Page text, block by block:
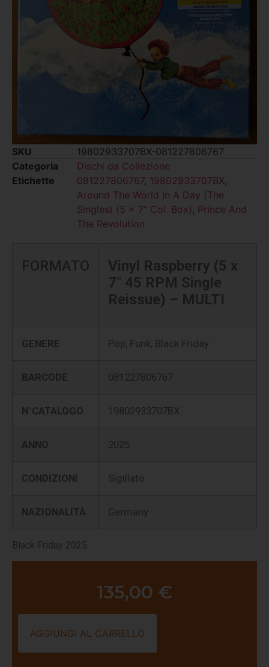
SKU
19802933707BX-081227806767
Categoria
Dischi da Collezione
Etichette
081227806767, 19802933707BX,
Around The World In A Day (The
Singles) (5 x 7" Col. Box) , Prince And
The Revolution
FORMATO
Vinyl Raspberry (5 x
7″ 45 RPM Single
Reissue) – MULTI
GENERE Pop, Funk, Black Friday
BARCODE 081227806767
N°CATALOGO 19802933707BX
ANNO 2025
CONDIZIONI Sigillato
NAZIONALITÀ Germany
Black Friday 2025
135,00 €
AGGIUNGI AL CARRELLO